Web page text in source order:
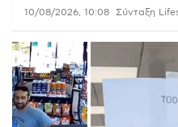
10/08/2026, 10:08 Σύνταξη